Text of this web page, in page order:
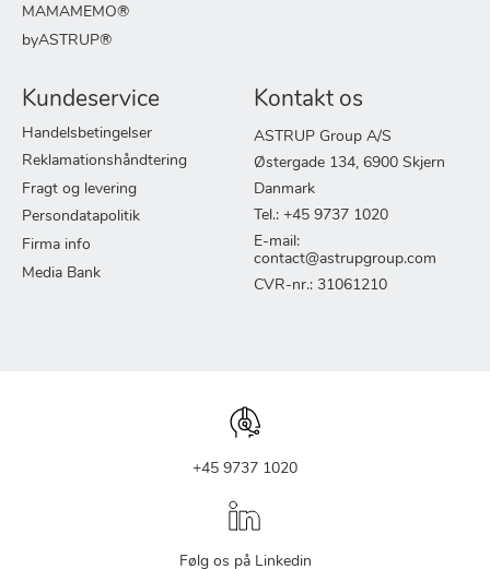
MAMAMEMO®
byASTRUP®
Kundeservice
Handelsbetingelser
Reklamationshåndtering
Fragt og levering
Persondatapolitik
Firma info
Media Bank
Kontakt os
ASTRUP Group A/S
Østergade 134, 6900 Skjern
Danmark
Tel.: +45 9737 1020
E-mail:
contact@astrupgroup.com
CVR-nr.: 31061210
+45 9737 1020
Følg os på Linkedin